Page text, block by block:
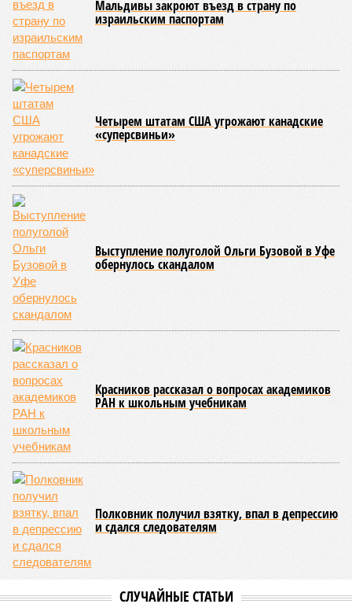
(фото: en.wikipedia.org)
Да, наша любимая маленькая планета может быть
единственной, где в пределах Солнечной системы есть
полноценная жизнь, но Земля также регулярно пытается
эту жизнь уничтожить. Так уж вышло, что внутренние
процессы на планете включают в себя всевозможные
геологические, метеорологические и физические явления,
которые для человека довольно опасны. Или попросту
смертельны. И вот несколько тому примеров.
Все стихии сразу
Около 100 лет назад в Поднебесной приключилось то, что
у нас назвали бы тридцатью тремя несчастьями. Страну
последовательно поразили: многолетняя засуха, страшный
паводок, невероятные ливни. Несколько миллионов
человек не пережили этот разгул стихий. Вот что тогда
приключилось.
Зима 1931 года выдалась в Китае чрезвычайно
продолжительной и суровой. Снега образовалось огромное
количество – казалось бы, хороший знак после периода
великой суши, продолжавшегося с 1928-го. Но всё
обратилось катастрофой. Снег растаял, устремился в реки,
начался небывалый паводок, быстро обернувшийся
страшным наводнением, которое обильные весенние ливни
только усугубили. К июню всё это преобразовалось в
массовый потоп, в июле же Китай в дополнение накрыло
сразу девятью циклонами. Последствия оказались
невообразимыми: наводнение погребло под собой
территорию в 180 тыс. квадратных километров, что равно
по площади Карелии, шести Курским или Калужским
областям, десятку Чуваший.
месте в списке самых смертоносных стихийных бедствий,